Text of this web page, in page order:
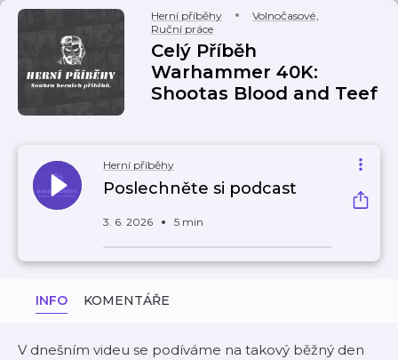
Herní příběhy Volnočasové,
Ruční práce
Celý Příběh
Warhammer 40K:
Shootas Blood and Teef
Herní příběhy
Poslechněte si podcast
3. 6. 2026 5 min
INFO KOMENTÁŘE
V dnešním videu se podíváme na takový běžný den